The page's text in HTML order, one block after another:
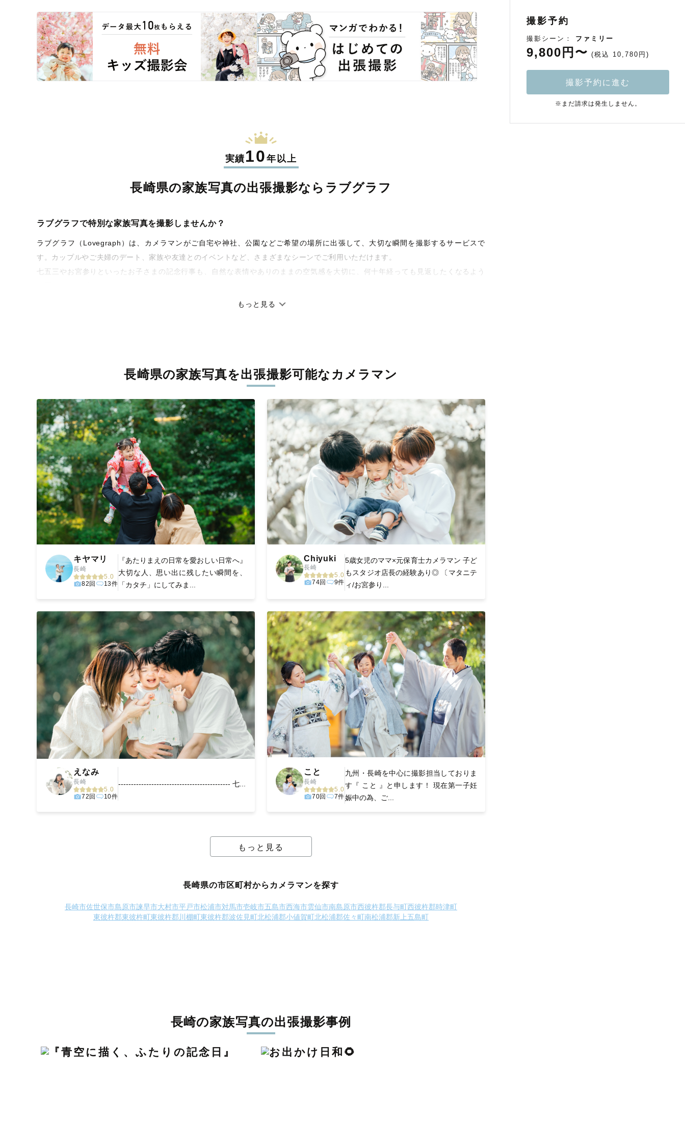
実績10年以上
長崎県の家族写真の出張撮影なら ラブグラフ
ラブグラフで特別な家族写真を撮影しませんか？
ラブグラフ（Lovegraph）は、カメラマンがご自宅や神社、公園などご希望の場所に出張して、大切な瞬間を撮影するサービスで
す。カップルやご夫婦のデート、家族や友達とのイベントなど、さまざまなシーンでご利用いただけます。
七五三やお宮参りといったお子さまの記念行事も、自然な表情やありのままの空気感を大切に、何十年経っても見返したくなるよう
丁寧なレタッチで思い出を美しく仕上げます
きっと「こんな写真を撮ってほしかった！」と思える一枚に出会えます。まずは、ラブグラフの
撮影事例 をご覧ください。
もっと見る
長崎県の家族写真を出張撮影可能なカメラマン
キヤマリ
長崎
5.0
82回
13件
『あたりまえの日常を愛おしい日常へ』
大切な人、思い出に残したい瞬間を、
「カタチ」にしてみま...
Chiyuki
長崎
5.0
74回
9件
5歳女児のママ×元保育士カメラマン 子ど
もスタジオ店長の経験あり◎ 〔マタニテ
ィ/お宮参り...
えなみ
長崎
5.0
72回
10件
-------------------------------------------- 七...
こと
長崎
5.0
70回
7件
九州・長崎を中心に撮影担当しておりま
す『 こと 』と申します！ 現在第一子妊
娠中の為、ご...
もっと見る
長崎県の市区町村からカメラマンを探す
長崎市佐世保市島原市諫早市大村市平戸市松浦市対馬市壱岐市五島市西海市雲仙市南島原市西彼杵郡長与町西彼杵郡時津町
東彼杵郡東彼杵町東彼杵郡川棚町東彼杵郡波佐見町北松浦郡小値賀町北松浦郡佐々町南松浦郡新上五島町
長崎の家族写真の出張撮影事例
撮影予約
撮影シーン： ファミリー
9,800円〜 (税込 10,780円)
撮影予約に進む
※まだ請求は発生しません。